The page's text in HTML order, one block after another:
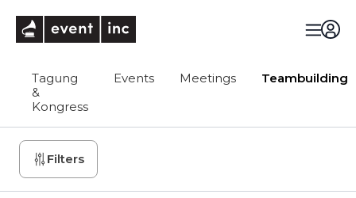
Tagung
&
Kongress
Events Meetings Teambuilding
Filters